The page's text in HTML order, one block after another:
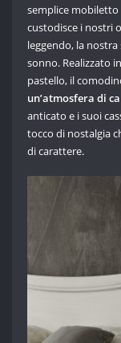
semplice mobiletto
custodisce i nostri
leggendo, la nostra
sonno. Realizzato
pastello, il
un’atmosfera di
anticato e i suoi
tocco di nostalgia
di carattere.